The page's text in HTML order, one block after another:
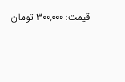
300,000